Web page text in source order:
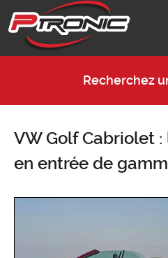
Recherchez
VW Golf Cabriolet
en entrée de